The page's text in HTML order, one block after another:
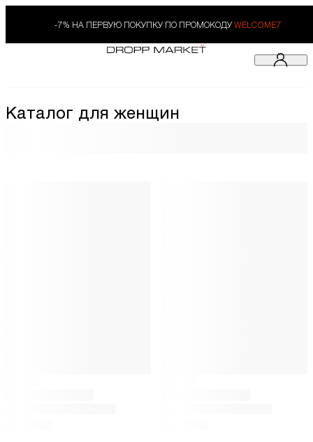
-7% НА ПЕРВУЮ ПОКУПКУ ПО ПРОМОКОДУ WELCOME7
Каталог для женщин